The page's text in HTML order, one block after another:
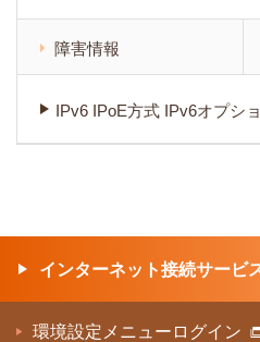
障害情報
IPv6 IPoE方式 IPv6オプシ
インターネット接続サービ
環境設定メニューログイン